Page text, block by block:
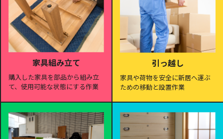
家具組み立て
購入した家具を部品から組み立
て、使用可能な状態にする作業
引っ越し
家具や荷物を安全に新居へ運ぶ
ための移動と設置作業